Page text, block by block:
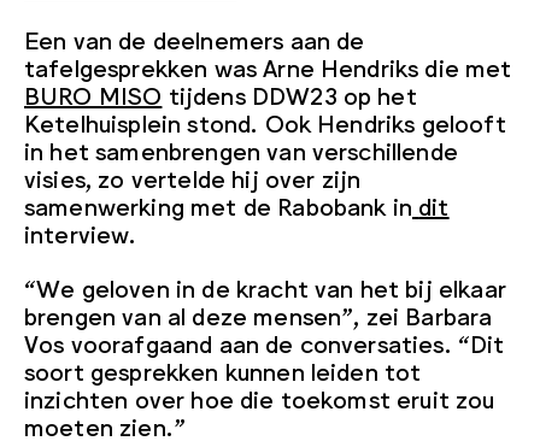
Een van de deelnemers aan de
tafelgesprekken was Arne Hendriks die met
BURO MISO tijdens DDW23 op het
Ketelhuisplein stond. Ook Hendriks gelooft
in het samenbrengen van verschillende
visies, zo vertelde hij over zijn
samenwerking met de Rabobank in dit
interview.
“We geloven in de kracht van het bij elkaar
brengen van al deze mensen”, zei Barbara
Vos voorafgaand aan de conversaties. “Dit
soort gesprekken kunnen leiden tot
inzichten over hoe die toekomst eruit zou
moeten zien.”